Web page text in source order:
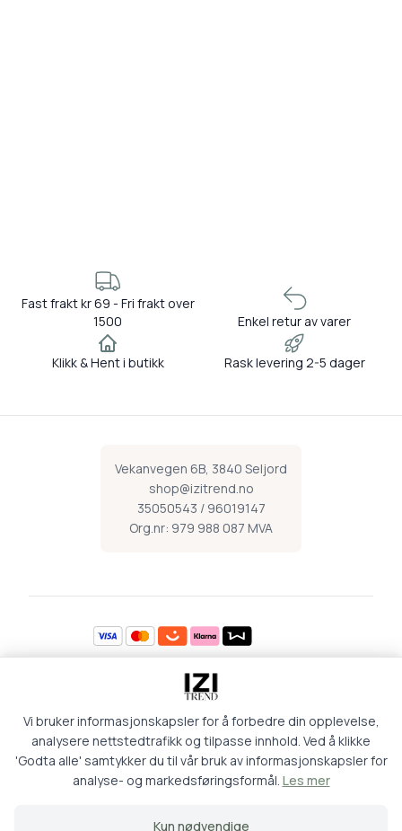
Fast frakt kr 69 - Fri frakt over
1500
Enkel retur av varer
Klikk & Hent i butikk Rask levering 2-5 dager
Vekanvegen 6B, 3840 Seljord
shop@izitrend.no
35050543 / 96019147
Org.nr: 979 988 087 MVA
Mandag 09:00-16:30
Onsdag 09:00-16:30
Torsdag 09:00-18:00
Fredag 09:00-16:30
Lørdag 09:00-15:00
Retur og kjøpsbetingelser
Vi bruker informasjonskapsler for å forbedre din opplevelse,
analysere nettstedtrafikk og tilpasse innhold. Ved å klikke
'Godta alle' samtykker du til vår bruk av informasjonskapsler for
analyse- og markedsføringsformål. Les mer
Kun nødvendige